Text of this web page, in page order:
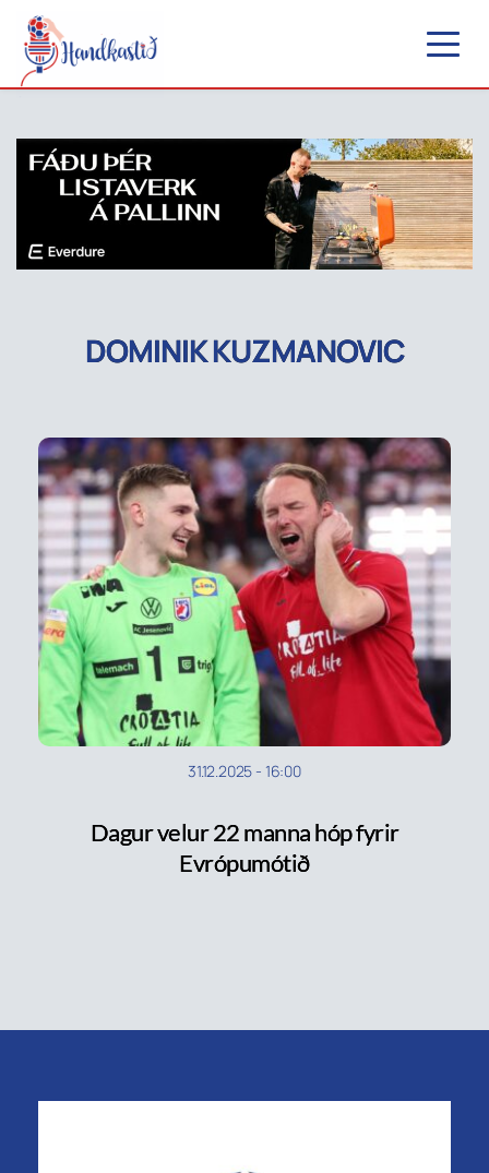
DOMINIK KUZMANOVIC
31.12.2025 - 16:00
Dagur velur 22 manna hóp fyrir
Evrópumótið